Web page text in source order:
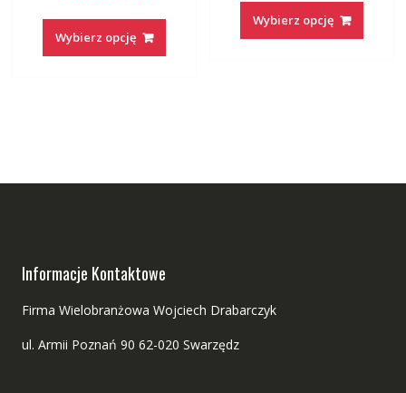
Wybierz opcję
Wybierz opcję
Informacje Kontaktowe
Firma Wielobranżowa Wojciech Drabarczyk
ul. Armii Poznań 90 62-020 Swarzędz